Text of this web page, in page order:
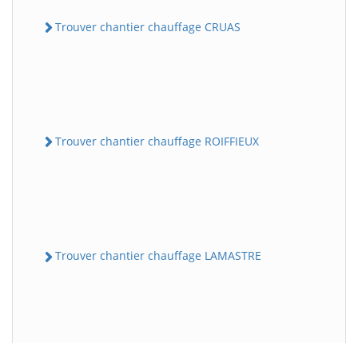
Trouver chantier chauffage CRUAS
Trouver chantier chauffage ROIFFIEUX
Trouver chantier chauffage LAMASTRE